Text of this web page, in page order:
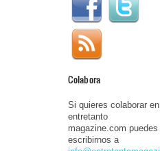
Colabora
Si quieres colaborar en
entretanto
magazine.com puedes
escribirnos a